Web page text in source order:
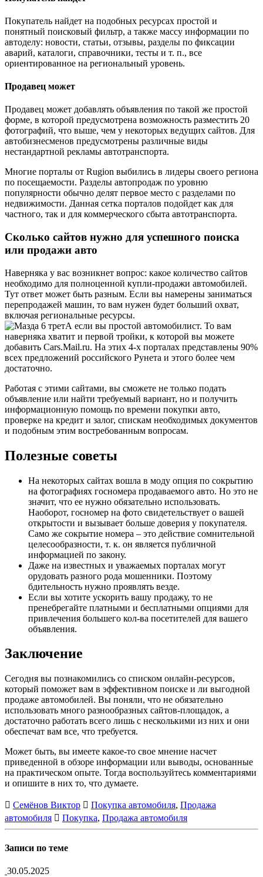
Покупатель найдет на подобных ресурсах простой и
понятный поисковый фильтр, а также массу информации по
автоделу: новости, статьи, отзывы, разделы по фиксации
аварий, каталоги, справочники, тесты и т. п., все
ориентированное на региональный уровень.
Продавец может
Продавец может добавлять объявления по такой же простой
форме, в которой предусмотрена возможность разместить 20
фотографий, что выше, чем у некоторых ведущих сайтов. Для
автобизнесменов предусмотрены различные виды
нестандартной рекламы автотранспорта.
Многие порталы от Rugion выбились в лидеры своего региона
по посещаемости. Разделы автопродаж по уровню
популярности обычно делят первое место с разделами по
недвижимости. Данная сетка порталов подойдет как для
частного, так и для коммерческого сбыта автотранспорта.
Сколько сайтов нужно для успешного поиска
или продажи авто
Наверняка у вас возникнет вопрос: какое количество сайтов
необходимо для полноценной купли-продажи автомобилей.
Тут ответ может быть разным. Если вы намерены заниматься
перепродажей машин, то вам нужен будет больший охват,
включая региональные ресурсы.
А если вы простой автомобилист. То вам
наверняка хватит и первой тройки, к которой вы можете
добавить Cars.Mail.ru. На этих 4-х порталах представлены 90%
всех предложений российского Рунета и этого более чем
достаточно.
Работая с этими сайтами, вы сможете не только подать
объявление или найти требуемый вариант, но и получить
информационную помощь по времени покупки авто,
проверке на кредит и залог, спискам необходимых документов
и подобным этим востребованным вопросам.
Полезные советы
На некоторых сайтах вошла в моду опция по сокрытию
на фотографиях госномера продаваемого авто. Но это не
значит, что ее нужно обязательно использовать.
Наоборот, госномер на фото свидетельствует о вашей
открытости и вызывает больше доверия у покупателя.
Само же сокрытие номера – это действие сомнительной
целесообразности, т. к. он является публичной
информацией по закону.
Даже на известных и уважаемых порталах могут
орудовать разного рода мошенники. Поэтому
бдительность нужно проявлять везде.
Если вы хотите ускорить вашу продажу, то не
пренебрегайте платными и бесплатными опциями для
привлечения большего кол-ва посетителей для вашего
объявления.
Заключение
Сегодня вы познакомились со списком онлайн-ресурсов,
который поможет вам в эффективном поиске и ли выгодной
продаже автомобилей. Вы поняли, что не обязательно
использовать много разнообразных сайтов-площадок, а
достаточно работать всего лишь с несколькими из них и они
обеспечат вам все, что требуется.
Может быть, вы имеете какое-то свое мнение насчет
приведенной в обзоре информации или выводы, основанные
на практическом опыте. Тогда воспользуйтесь комментариями
и опишите в них то, что думаете.
Семёнов Виктор Покупка автомобиля, Продажа
автомобиля
Покупка, Продажа автомобиля
Записи по теме
30.05.2025